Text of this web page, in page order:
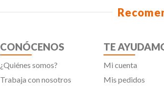
CONÓCENOS
¿Quiénes somos?
Trabaja con nosotros
TE
Mi cuenta
Mis pedidos